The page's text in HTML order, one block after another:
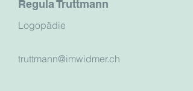
Regula Truttmann
Logopädie
truttmann@imwidmer.ch